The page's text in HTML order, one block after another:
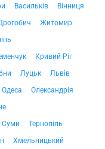
Васильків
Вінниця
Житомир
Кривий Ріг
Луцьк
Львів
Одеса
Олександрія
Суми
Тернопіль
Хмельницький